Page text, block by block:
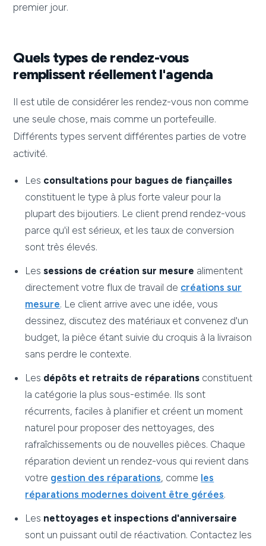
premier jour.
Quels types de rendez-vous
remplissent réellement l'agenda
Il est utile de considérer les rendez-vous non comme
une seule chose, mais comme un portefeuille.
Différents types servent différentes parties de votre
activité.
Les consultations pour bagues de fiançailles
constituent le type à plus forte valeur pour la
plupart des bijoutiers. Le client prend rendez-vous
parce qu'il est sérieux, et les taux de conversion
sont très élevés.
Lessessions de création sur mesure alimentent
directement votre flux de travail de créations sur
mesure. Le client arrive avec une idée, vous
dessinez, discutez des matériaux et convenez d'un
budget, la pièce étant suivie du croquis à la livraison
sans perdre le contexte.
Les dépôts et retraits de réparations constituent
la catégorie la plus sous-estimée. Ils sont
récurrents, faciles à planifier et créent un moment
naturel pour proposer des nettoyages, des
rafraîchissements ou de nouvelles pièces. Chaque
réparation devient un rendez-vous qui revient dans
votre gestion des réparations, comme les
réparations modernes doivent être gérées.
Les nettoyages et inspections d'anniversaire
sont un puissant outil de réactivation. Contactez les